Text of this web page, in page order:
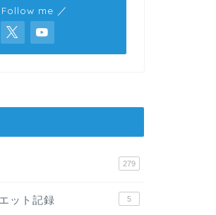
Follow me ／
279
ット記録 5